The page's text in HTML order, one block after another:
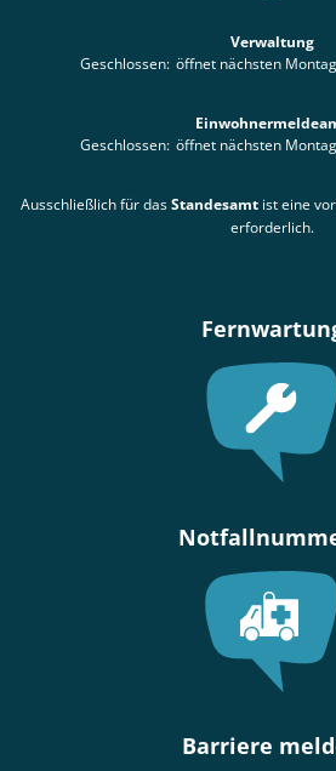
Verwaltung
Klicken, um weitere Öffnungs- oder
Geschlossen: öffnet nächsten
Klicken, um weitere Öffnungs- oder
Geschlossen: öffnet nächsten
Ausschließlich für dasStandesamt ist eine
erforderlich.
Barriere